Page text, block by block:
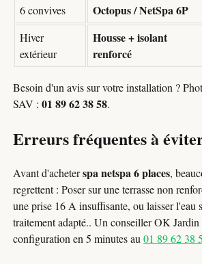
6 convives
Octopus / NetSpa 6P
Hiver
extérieur
Housse + isolant
renforcé
Besoin d'un avis sur votre installation ?
SAV :01 89 62 38 58.
Erreurs fréquentes à
Avant d'acheterspa netspa 6 places,
regrettent : Poser sur une terrasse non
une prise 16 A insuffisante, ou laisser l'eau
traitement adapté.. Un conseiller OK
configuration en 5 minutes au01 89 62 38